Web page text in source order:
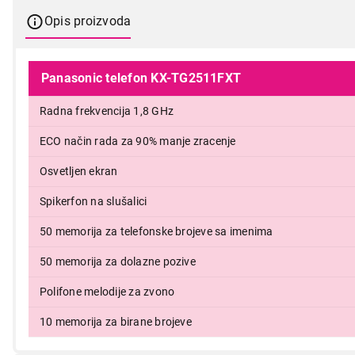
Opis proizvoda
Panasonic telefon KX-TG2511FXT
Radna frekvencija 1,8 GHz
ECO način rada za 90% manje zracenje
Osvetljen ekran
Spikerfon na slušalici
50 memorija za telefonske brojeve sa imenima
50 memorija za dolazne pozive
Polifone melodije za zvono
10 memorija za birane brojeve